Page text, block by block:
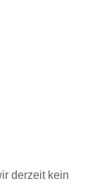
derzeit kein